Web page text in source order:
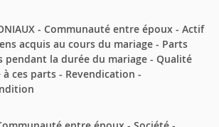
- Communauté entre époux - Actif
acquis au cours du mariage - Parts
pendant la durée du mariage - Qualité
ces parts - Revendication -